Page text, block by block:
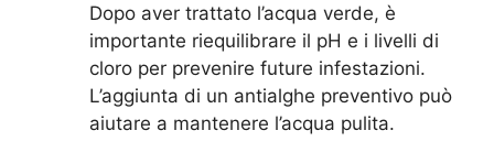
Dopo aver trattato l’acqua verde, è
importante riequilibrare il pH e i livelli di
cloro per prevenire future infestazioni.
L’aggiunta di un antialghe preventivo può
aiutare a mantenere l’acqua pulita.